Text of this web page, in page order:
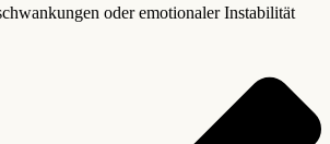
oder emotionaler Instabilität